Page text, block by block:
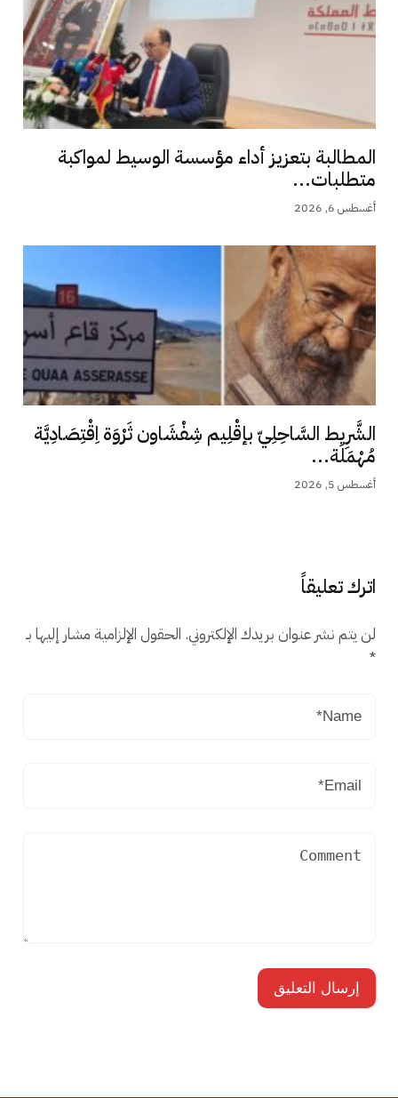
المطالبة بتعزيز أداء مؤسسة الوسيط لمواكبة
متطلبات...
أغسطس 6, 2026
الشَّرِيط السَّاحِلِيّ بإقْلِيم شِفْشَاون ثَرْوَة اِقْتِصَادِيَّة
مُهْمَلَة...
أغسطس 5, 2026
اترك تعليقاً
لن يتم نشر عنوان بريدك الإلكتروني. الحقول الإلزامية مشار إليها بـ
*